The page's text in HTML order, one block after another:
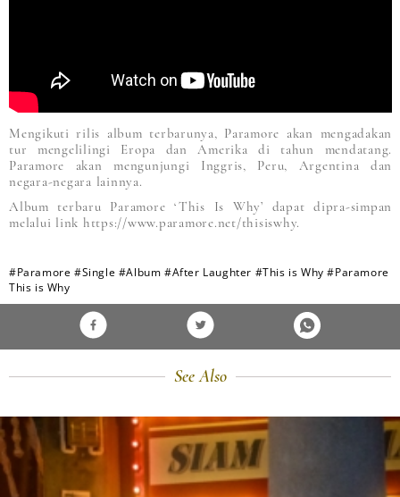
Mengikuti rilis album terbarunya, Paramore akan mengadakan
tur mengelilingi Eropa dan Amerika di tahun mendatang.
Paramore akan mengunjungi Inggris, Peru, Argentina dan
negara-negara lainnya.
Album terbaru Paramore ‘This Is Why’ dapat dipra-simpan
melalui link https://www.paramore.net/thisiswhy.
#Paramore #Single #Album #After Laughter #This is Why #Paramore
This is Why
See Also